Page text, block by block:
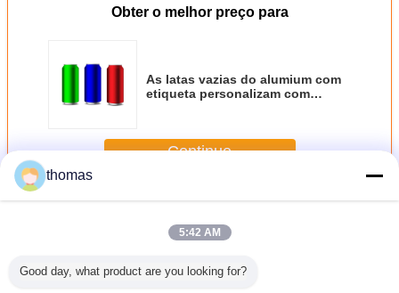
Obter o melhor preço para
As latas vazias do alumium com
etiqueta personalizam com
Continue
MaisLatas de 12 onças Brite
thomas
5:42 AM
Good day, what product are you looking for?